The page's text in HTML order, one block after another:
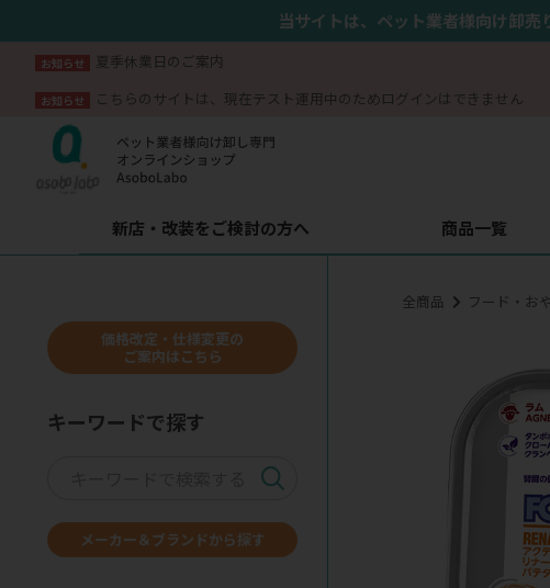
当サイトは、ペット業者様向け卸
お知らせ 夏季休業日のご案内
お知らせ こちらのサイトは、現在テスト運用中のためログインはできません
新店・改装をご検討の方へ 商品一覧
全商品 フード・お
価格改定・仕様変更の
ご案内はこちら
キーワードで探す
メーカー＆ブランドから探す